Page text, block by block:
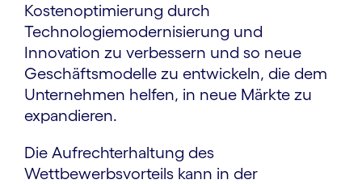
Kostenoptimierung durch
Technologiemodernisierung und
Innovation zu verbessern und so neue
Geschäftsmodelle zu entwickeln, die dem
Unternehmen helfen, in neue Märkte zu
expandieren.
Die Aufrechterhaltung des
Wettbewerbsvorteils kann in der